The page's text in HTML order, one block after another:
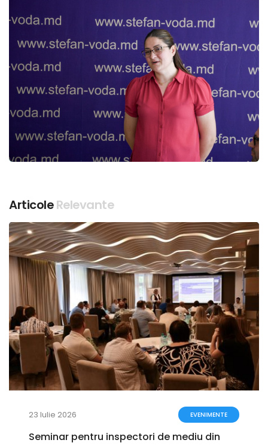
ArticoleRelevante
23 Iulie 2026 EVENIMENTE
Seminar pentru inspectori de mediu din